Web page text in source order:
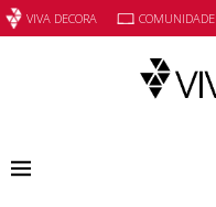
VIVA DECORA COMUNIDADE